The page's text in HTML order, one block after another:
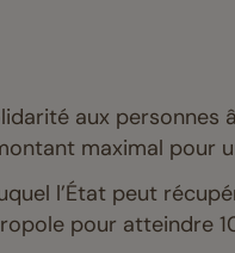
aux personnes
maximal pour
l’État peut
pour atteindre